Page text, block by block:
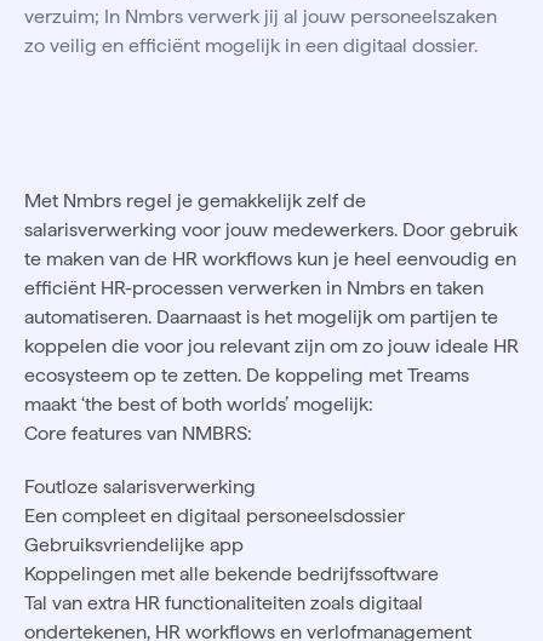
verzuim; In Nmbrs verwerk jij al jouw personeelszaken
zo veilig en efficiënt mogelijk in een digitaal dossier.
Met Nmbrs regel je gemakkelijk zelf de
salarisverwerking voor jouw medewerkers. Door gebruik
te maken van de HR workflows kun je heel eenvoudig en
efficiënt HR-processen verwerken in Nmbrs en taken
automatiseren. Daarnaast is het mogelijk om partijen te
koppelen die voor jou relevant zijn om zo jouw ideale HR
ecosysteem op te zetten. De koppeling met Treams
maakt ‘the best of both worlds’ mogelijk:
Core features van NMBRS:
Foutloze salarisverwerking
Een compleet en digitaal personeelsdossier
Gebruiksvriendelijke app
Koppelingen met alle bekende bedrijfssoftware
Tal van extra HR functionaliteiten zoals digitaal
ondertekenen, HR workflows en verlofmanagement